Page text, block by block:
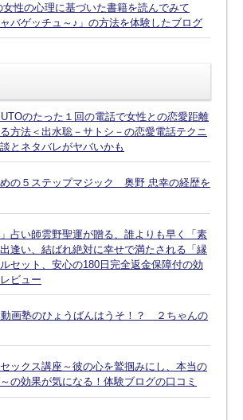
女性の心理に基づいた書籍を読んでみて
バゲッチュ～♪」の方法を体験したブログ
のたった１回の電話で女性との恋愛距離
方法＜出水聡－サトシ－の恋愛電話テクニ
とネタバレがヤバいかも
の５ステップマジック 奥野 忠幸の経歴を
占い師雲野聖運が贈る、誰よりも早く「素
逢い、結ばれ絶対に幸せで満たされる「縁
セット、安心の180日完全返金保障付の効
ビュー
画塾のひょうばんはうそ！？ ２ちゃんの
ックス講座～彼の心を鷲掴みにし、本当の
の効果が気になる！体験ブログの口コミ